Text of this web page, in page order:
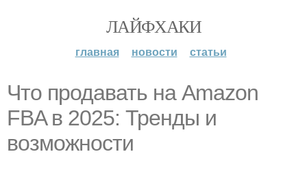
ЛАЙФХАКИ
главная новости статьи
Что продавать на Amazon
FBA в 2025: Тренды и
возможности